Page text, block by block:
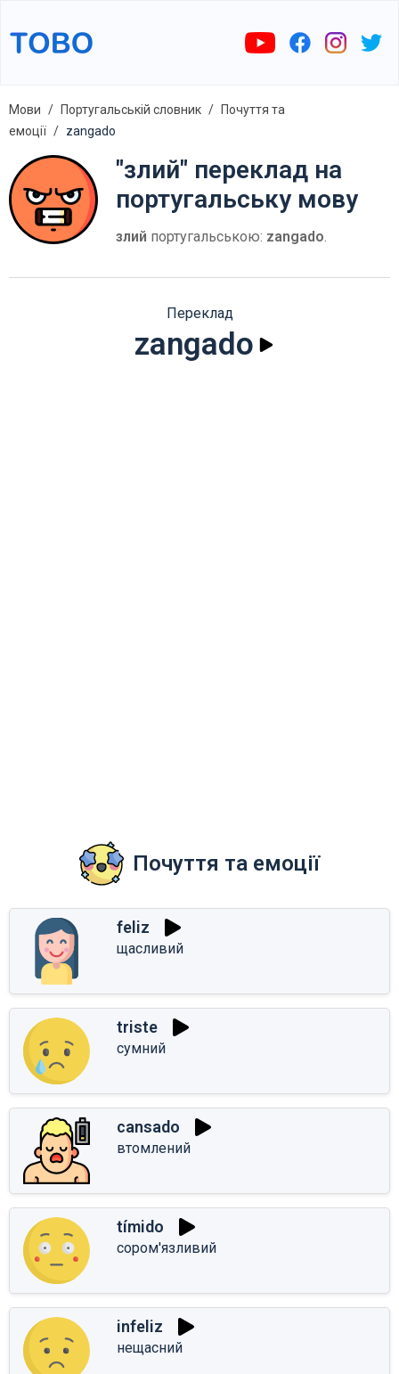
Мови Португальській словник
Почуття та
емоції
zangado
"злий" переклад на
португальську мову
злий португальською: zangado.
Переклад
zangado
Почуття та емоції
feliz
щасливий
triste
сумний
cansado
втомлений
tímido
сором'язливий
infeliz
нещасний